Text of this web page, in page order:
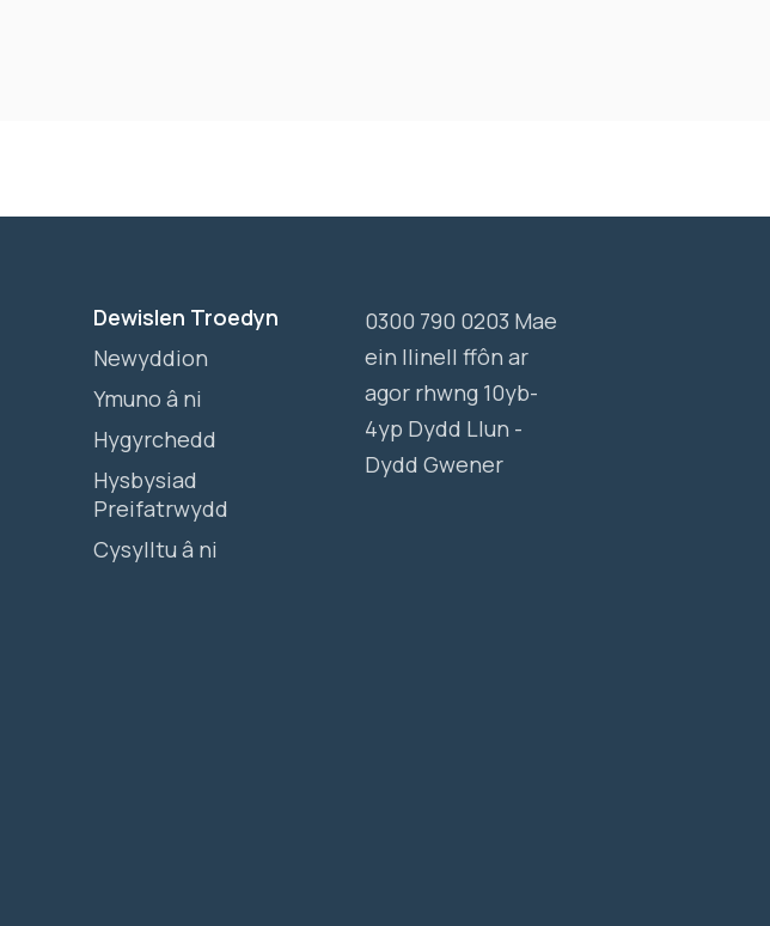
Dewislen Troedyn
Newyddion
Ymuno â ni
Hygyrchedd
Hysbysiad
Preifatrwydd
Cysylltu â ni
0300 790 0203 Mae
ein llinell ffôn ar
agor rhwng 10yb-
4yp Dydd Llun -
Dydd Gwener